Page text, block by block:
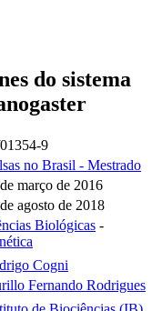
do sistema
9
no Brasil - Mestrado
março de 2016
agosto de 2018
Biológicas -
Cogni
Fernando Rodrigues